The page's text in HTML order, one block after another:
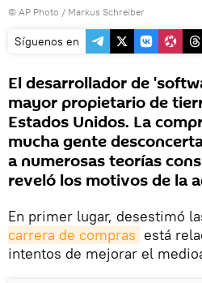
© AP Photo / Markus Schreiber
Síguenos en
El desarrollador de
mayor propietario de
Estados Unidos. La
mucha gente
a numerosas teorías
reveló los motivos de la
En primer lugar, desestimó
carrera de compras está
intentos de mejorar el